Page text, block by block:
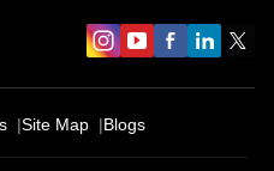
Site Map Blogs